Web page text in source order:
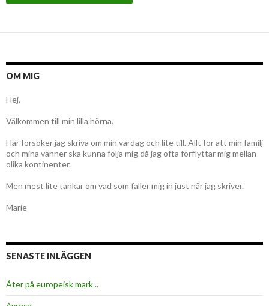
OM MIG
Hej,
Välkommen till min lilla hörna.
Här försöker jag skriva om min vardag och lite till. Allt för att min familj
och mina vänner ska kunna följa mig då jag ofta förflyttar mig mellan
olika kontinenter.
Men mest lite tankar om vad som faller mig in just när jag skriver.
Marie
SENASTE INLÄGGEN
Åter på europeisk mark ..